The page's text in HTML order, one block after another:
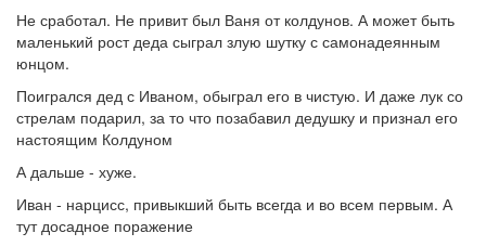
Не сработал. Не привит был Ваня от колдунов. А может быть
маленький рост деда сыграл злую шутку с самонадеянным
юнцом.
Поигрался дед с Иваном, обыграл его в чистую. И даже лук со
стрелам подарил, за то что позабавил дедушку и признал его
настоящим Колдуном
А дальше - хуже.
Иван - нарцисс, привыкший быть всегда и во всем первым. А
тут досадное поражение